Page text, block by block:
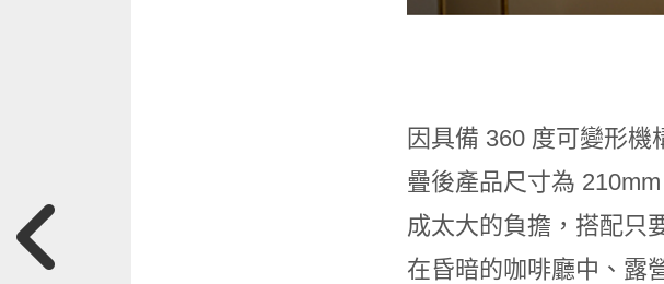
因具備 360 度可變形
疊後產品尺寸為
成太大的負擔，搭配只
在昏暗的咖啡廳中、露